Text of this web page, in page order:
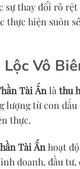
sự thay đổi rõ
thực hiện suôn
Vô
Tài Ấn là thu
lượng từ con dấu
thực.
Tài Ấn hoạt
doanh, đầu